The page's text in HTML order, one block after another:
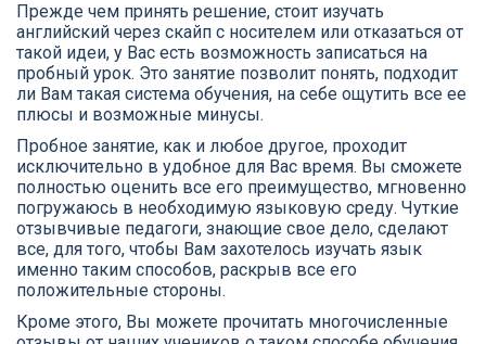
Прежде чем принять решение, стоит изучать
английский через скайп с носителем или отказаться от
такой идеи, у Вас есть возможность записаться на
пробный урок. Это занятие позволит понять, подходит
ли Вам такая система обучения, на себе ощутить все ее
плюсы и возможные минусы.
Пробное занятие, как и любое другое, проходит
исключительно в удобное для Вас время. Вы сможете
полностью оценить все его преимущество, мгновенно
погружаюсь в необходимую языковую среду. Чуткие
отзывчивые педагоги, знающие свое дело, сделают
все, для того, чтобы Вам захотелось изучать язык
именно таким способов, раскрыв все его
положительные стороны.
Кроме этого, Вы можете прочитать многочисленные